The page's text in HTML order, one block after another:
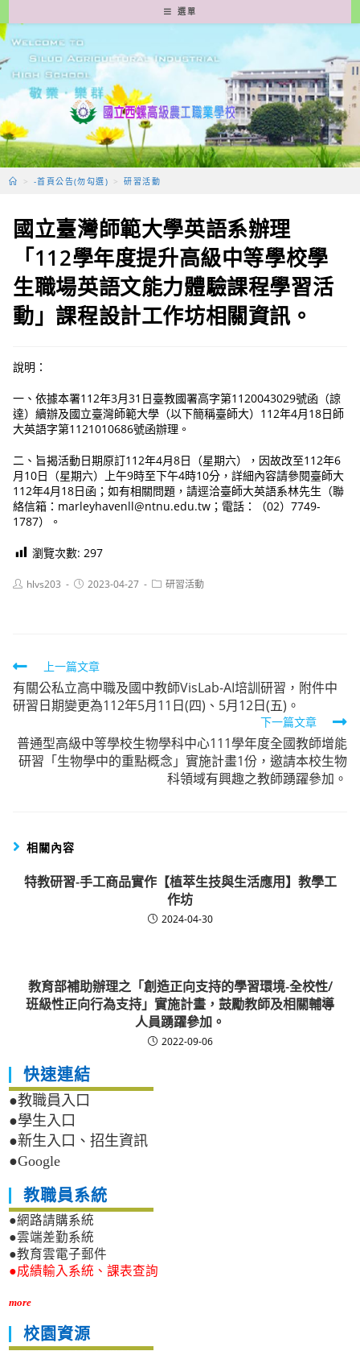
轉
至
要
容
選單
> -首頁公告(勿勾選) > 研習活動
國立臺灣師範大學英語系辦理
「112學年度提升高級中等學校學
生職場英語文能力體驗課程學習活
動」課程設計工作坊相關資訊。
說明：
一、依據本署112年3月31日臺教國署高字第1120043029號函（諒
達）續辦及國立臺灣師範大學（以下簡稱臺師大）112年4月18日師
大英語字第1121010686號函辦理。
二、旨揭活動日期原訂112年4月8日（星期六），因故改至112年6
月10日（星期六）上午9時至下午4時10分，詳細內容請參閱臺師大
112年4月18日函；如有相關問題，請逕洽臺師大英語系林先生（聯
絡信箱：marleyhavenll@ntnu.edu.tw；電話：（02）7749-
1787）。
瀏覽次數: 297
Posthlvs203
Post2023-04-27
Post研習活動
Read
more
articles
上一篇文章
有關公私立高中職及國中教師VisLab-AI培訓研習，附件中
研習日期變更為112年5月11日(四)、5月12日(五)。
下一篇文章
普通型高級中等學校生物學科中心111學年度全國教師增能
研習「生物學中的重點概念」實施計畫1份，邀請本校生物
科領域有興趣之教師踴躍參加。
相關內容
特教研習-手工商品實作【植萃生技與生活應用】教學工
作坊
2024-04-30
教育部補助辦理之「創造正向支持的學習環境-全校性/
班級性正向行為支持」實施計畫，鼓勵教師及相關輔導
人員踴躍參加。
2022-09-06
快速連結
●教職員入口
●學生入口
●新生入口、招生資訊
●Google
教職員系統
●網路請購系統
●雲端差勤系統
●教育雲電子郵件
●成績輸入系統、課表查詢
more
校園資源